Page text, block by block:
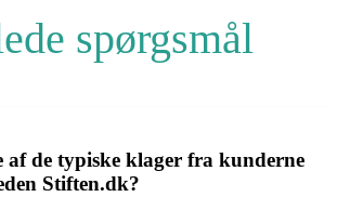
spørgsmål
af de typiske klager fra kunderne
Stiften.dk?